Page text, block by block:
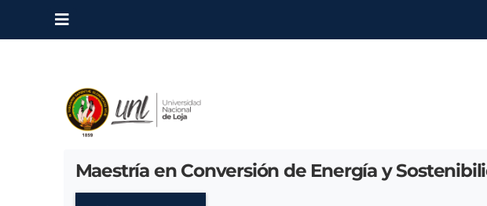
Maestría en Conversión de Energía y